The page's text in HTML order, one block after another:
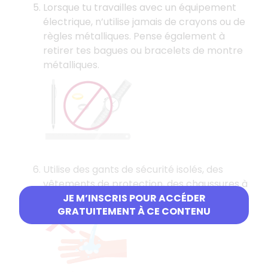
JE M’INSCRIS POUR ACCÉDER
GRATUITEMENT À CE CONTENU
Lorsque tu travailles avec un équipement
électrique, n’utilise jamais de crayons ou de
règles métalliques. Pense également à
retirer tes bagues ou bracelets de montre
métalliques.
Utilise des gants de sécurité isolés, des
vêtements de protection, des chaussures à
semelles isolées et des outils isolés.